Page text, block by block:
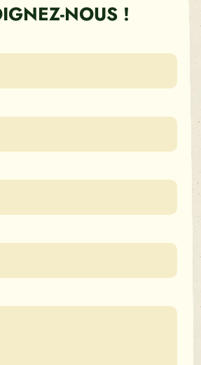
NOUS !